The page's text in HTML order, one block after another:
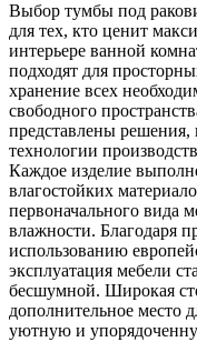
Выбор тумбы под
для тех, кто ценит
интерьере ванной
подходят для
хранение всех
свободного
представлены решения,
технологии
Каждое изделие
влагостойких
первоначального вида
влажности. Благодаря
использованию
эксплуатация мебели
бесшумной. Широкая
дополнительное место
уютную и